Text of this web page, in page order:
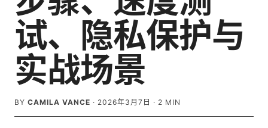
试、隐私保护与
实战场景
BY CAMILA VANCE · 2026年3月7日 · 2 MIN